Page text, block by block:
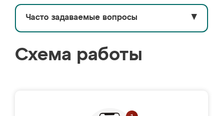
Часто задаваемые вопросы ▼
Схема работы